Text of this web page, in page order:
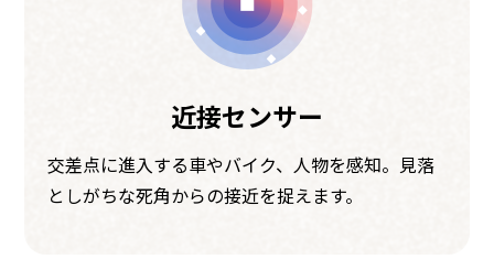
近接センサー
交差点に進入する車やバイク、人物を感知。見落
としがちな死角からの接近を捉えます。